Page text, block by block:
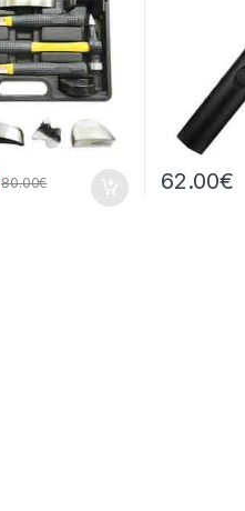
80.00€ 62.00€